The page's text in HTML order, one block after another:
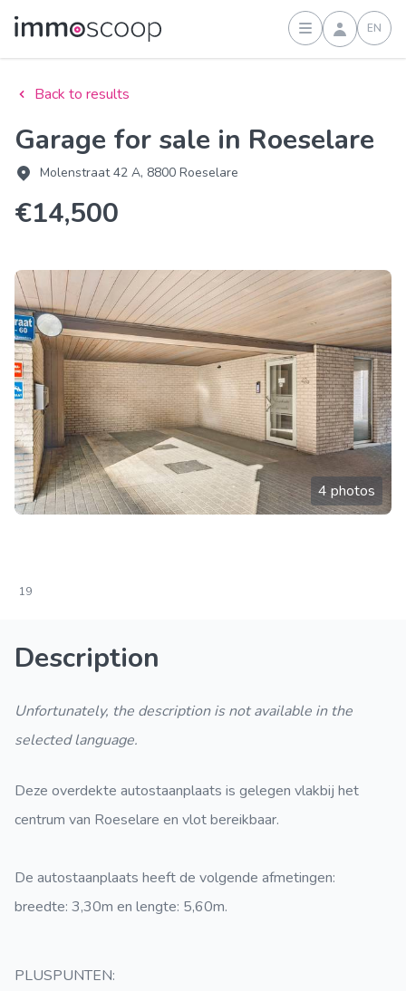
Sign inEN
Back to results
Garage for sale in Roeselare
Molenstraat 42 A, 8800 Roeselare
€14,500
4 photos
19
Description
Unfortunately, the description is not available in the
selected language.
Deze overdekte autostaanplaats is gelegen vlakbij het
centrum van Roeselare en vlot bereikbaar.
De autostaanplaats heeft de volgende afmetingen:
breedte: 3,30m en lengte: 5,60m.
PLUSPUNTEN: